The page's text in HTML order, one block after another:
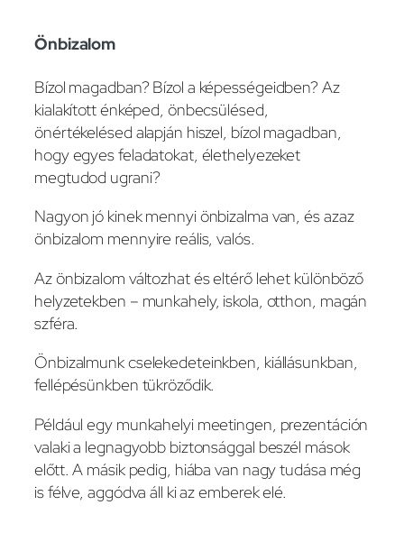
Önbizalom
Bízol magadban? Bízol a képességeidben? Az
kialakított énképed, önbecsülésed,
önértékelésed alapján hiszel, bízol magadban,
hogy egyes feladatokat, élethelyezeket
megtudod ugrani?
Nagyon jó kinek mennyi önbizalma van, és azaz
önbizalom mennyire reális, valós.
Az önbizalom változhat és eltérő lehet különböző
helyzetekben – munkahely, iskola, otthon, magán
szféra.
Önbizalmunk cselekedeteinkben, kiállásunkban,
fellépésünkben tükröződik.
Például egy munkahelyi meetingen, prezentáción
valaki a legnagyobb biztonsággal beszél mások
előtt. A másik pedig, hiába van nagy tudása még
is félve, aggódva áll ki az emberek elé.